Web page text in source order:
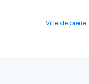
Ville de pierre